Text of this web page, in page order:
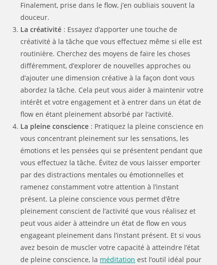
Finalement, prise dans le flow, j’en oubliais souvent la
douceur.
La créativité : Essayez d’apporter une touche de
créativité à la tâche que vous effectuez même si elle est
routinière. Cherchez des moyens de faire les choses
différemment, d’explorer de nouvelles approches ou
d’ajouter une dimension créative à la façon dont vous
abordez la tâche. Cela peut vous aider à maintenir votre
intérêt et votre engagement et à entrer dans un état de
flow en étant pleinement absorbé par l’activité.
La pleine conscience : Pratiquez la pleine conscience en
vous concentrant pleinement sur les sensations, les
émotions et les pensées qui se présentent pendant que
vous effectuez la tâche. Évitez de vous laisser emporter
par des distractions mentales ou émotionnelles et
ramenez constamment votre attention à l’instant
présent. La pleine conscience vous permet d’être
pleinement conscient de l’activité que vous réalisez et
peut vous aider à atteindre un état de flow en vous
engageant pleinement dans l’instant présent. Et si vous
avez besoin de muscler votre capacité à atteindre l’état
de pleine conscience, la méditation est l’outil idéal pour